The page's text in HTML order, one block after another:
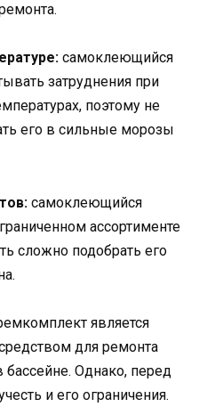
самоклеющийся
затруднения при
поэтому не
его в сильные морозы
самоклеющийся
ассортименте
сложно подобрать его
является
для ремонта
Однако, перед
и его ограничения.